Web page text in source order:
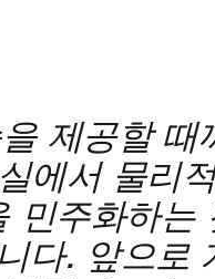
제공할 때
에서 물리
민주화하는
다. 앞으로